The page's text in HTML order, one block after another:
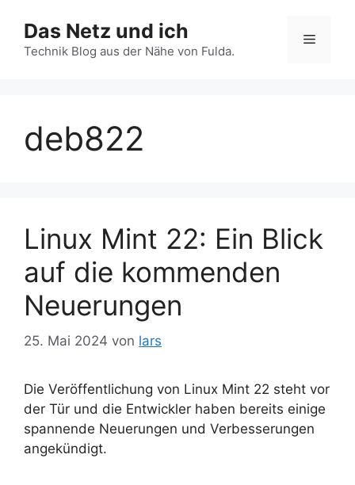
Inhalt
springen
Das Netz und ich
Technik Blog aus der Nähe von Fulda.
Menü
deb822
Linux Mint 22: Ein Blick
auf die kommenden
Neuerungen
25. Mai 2024 von lars
Die Veröffentlichung von Linux Mint 22 steht vor
der Tür und die Entwickler haben bereits einige
spannende Neuerungen und Verbesserungen
angekündigt.